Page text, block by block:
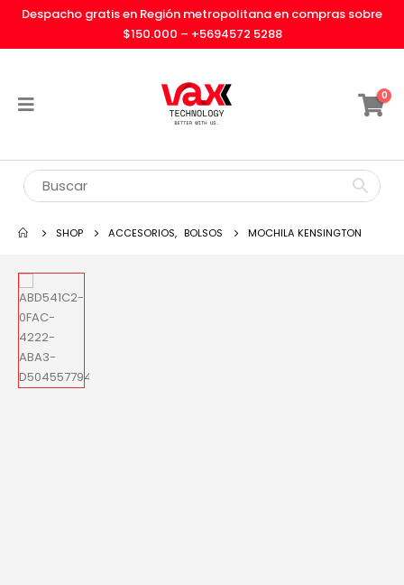
Despacho gratis en Región metropolitana en compras sobre
$150.000 – +5694572 5288
0
SHOP ACCESORIOS, BOLSOS MOCHILA KENSINGTON